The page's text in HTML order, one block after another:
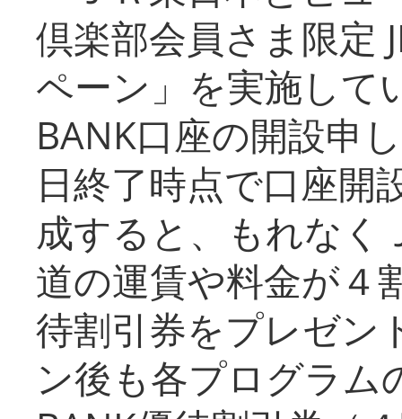
倶楽部会員さま限定
ペーン」を実施して
BANK口座の開設申
日終了時点で口座開
成すると、もれなく
道の運賃や料金が４
待割引券をプレゼン
ン後も各プログラム